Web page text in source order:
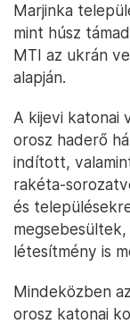
Marjinka
mint húsz
MTI az ukrán
alapján.
A kijevi katonai
orosz haderő
indított,
rakéta-
és
létesítmény is
Mindeközben
orosz katonai